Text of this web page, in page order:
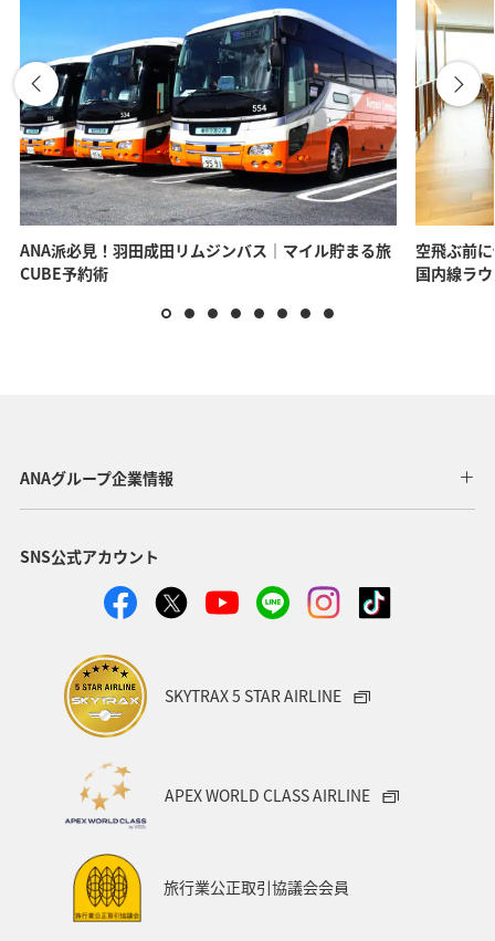
ANA派必見！羽田成田リムジンバス｜マイル貯まる旅
CUBE予約術
空飛ぶ前
国内線ラ
ANAグループ企業情報
SNS公式アカウント
SKYTRAX 5 STAR AIRLINE
APEX WORLD CLASS AIRLINE
旅行業公正取引協議会会員